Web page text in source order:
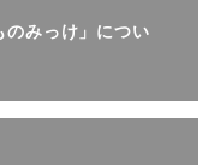
のみっけ」につい